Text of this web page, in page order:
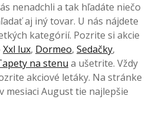
nenadchli a tak hľadáte niečo
aj iný tovar. U nás nájdete
kategórií. Pozrite si akcie
Xxl lux, Dormeo, Sedačky,
na stenu a ušetrite. Vždy
akciové letáky. Na stránke
mesiaci August tie najlepšie